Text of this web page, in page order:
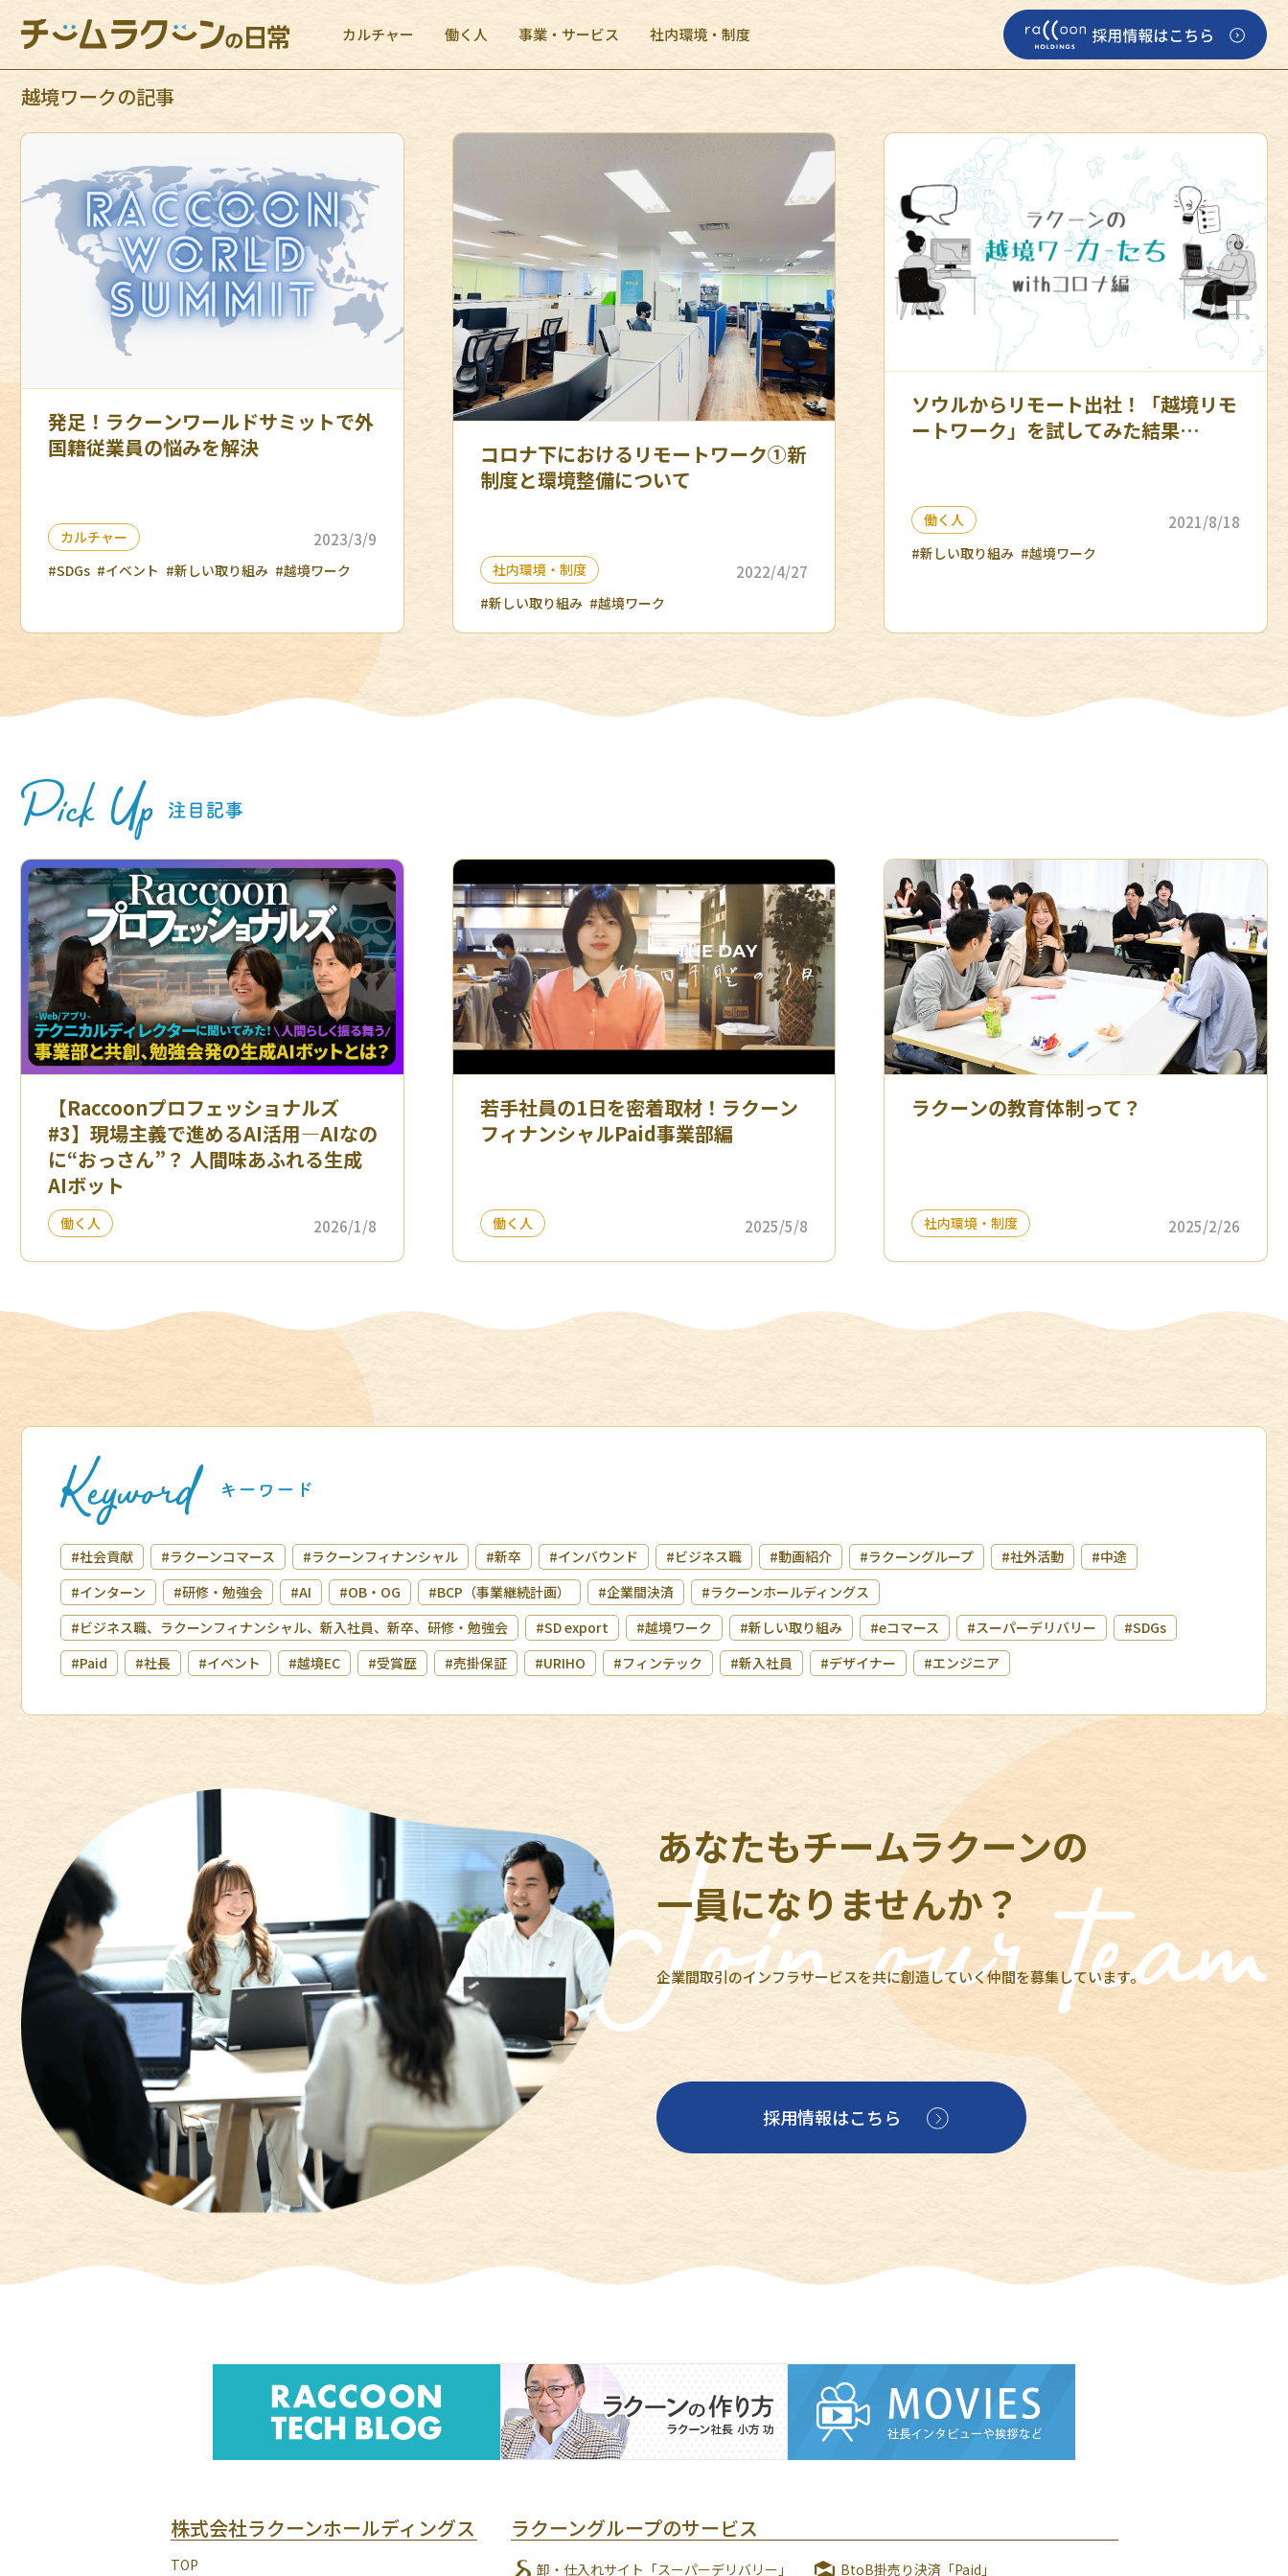
カルチャー 働く人 事業・サービス 社内環境・制度
越境ワークの記事
発足！ラクーンワールドサミットで外
国籍従業員の悩みを解決
カルチャー 2023/3/9
#SDGs #イベント #新しい取り組み #越境ワーク
コロナ下におけるリモートワーク①新
制度と環境整備について
社内環境・制度 2022/4/27
#新しい取り組み #越境ワーク
ソウルからリモート出社！「越境リモ
ートワーク」を試してみた結果…
働く人 2021/8/18
#新しい取り組み #越境ワーク
【Raccoonプロフェッショナルズ
#3】現場主義で進めるAI活用—AIなの
に“おっさん”？ 人間味あふれる生成
AIボット
働く人 2026/1/8
若手社員の1日を密着取材！ラクーン
フィナンシャルPaid事業部編
働く人 2025/5/8
ラクーンの教育体制って？
社内環境・制度 2025/2/26
#社会貢献 #ラクーンコマース #ラクーンフィナンシャル #新卒 #インバウンド #ビジネス職 #動画紹介 #ラクーングループ #社外活動
#中途
#インターン
#研修・勉強会 #AI #OB・OG #BCP（事業継続計画） #企業間決済
#ラクーンホールディングス
#ビジネス職、ラクーンフィナンシャル、新入社員、新卒、研修・勉強会
#SD export #越境ワーク #新しい取り組み #eコマース #スーパーデリバリー
#SDGs
#Paid
#社長 #イベント #越境EC #受賞歴 #売掛保証 #URIHO #フィンテック #新入社員 #デザイナー #エンジニア
あなたもチームラクーンの
一員になりませんか？
企業間取引のインフラサービスを共に創造していく仲間を募集しています。
採用情報はこちら
株式会社ラクーンホールディングス
TOP
ラクーングループのサービス
卸・仕入れサイト「スーパーデリバリー」 BtoB掛売り決済「Paid」